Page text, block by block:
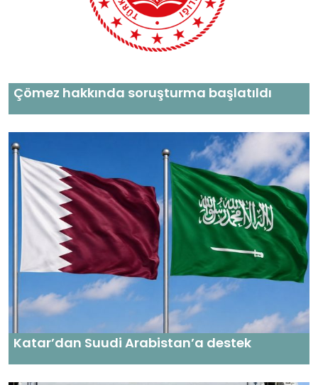
Çömez hakkında soruşturma başlatıldı
Katar’dan Suudi Arabistan’a destek